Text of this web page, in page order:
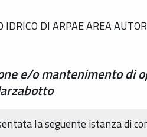
DI ARPAE AREA
e/o mantenimento di
la seguente istanza di